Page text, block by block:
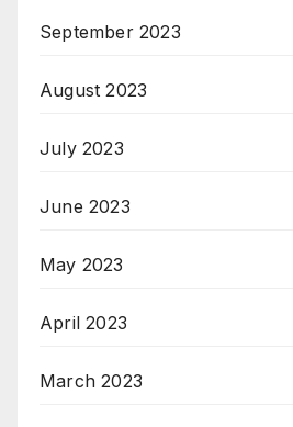
September 2023
August 2023
July 2023
June 2023
May 2023
April 2023
March 2023